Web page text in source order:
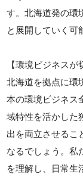
す。北海道発の環
と展開していく可
【環境ビジネスが
北海道を拠点に環
本の環境ビジネス
域特性を活かした
出を両立させるこ
なるでしょう。私
を理解し、日常生